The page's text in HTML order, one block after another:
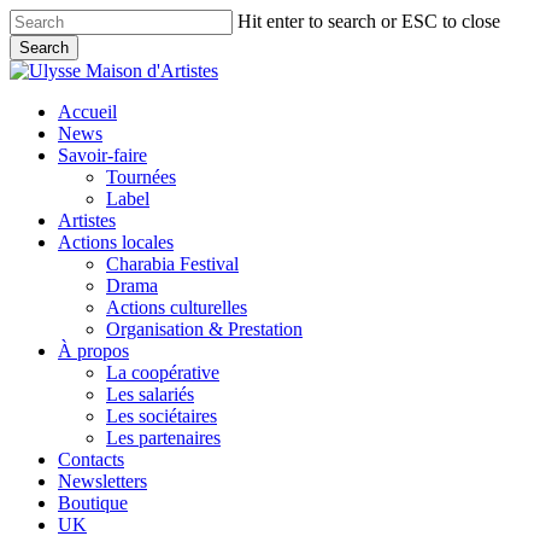
Skip
to
main
content
Hit enter to search or ESC to close
Search
Close
search
Menu
Accueil
News
Savoir-faire
Tournées
Label
Artistes
Actions locales
Charabia Festival
Drama
Actions culturelles
Organisation & Prestation
À propos
La coopérative
Les salariés
Les sociétaires
Les partenaires
Contacts
Newsletters
Boutique
UK